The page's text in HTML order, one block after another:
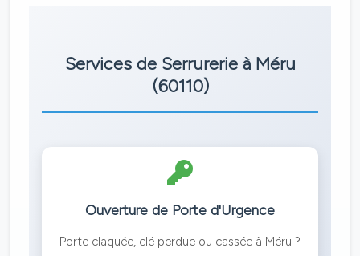
Services de Serrurerie à Méru
(60110)
Ouverture de Porte d'Urgence
Porte claquée, clé perdue ou cassée à Méru ?